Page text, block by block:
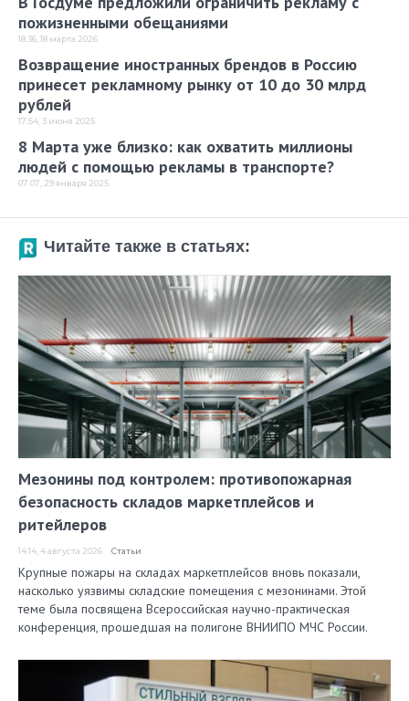
пожизненными обещаниями
18:36, 18 марта 2026
Возвращение иностранных брендов в Россию
принесет рекламному рынку от 10 до 30 млрд
рублей
17:54, 3 июня 2025
8 Марта уже близко: как охватить миллионы
людей с помощью рекламы в транспорте?
07:07, 29 января 2025
Читайте также в статьях:
Мезонины под контролем: противопожарная
безопасность складов маркетплейсов и
ритейлеров
14:14, 4 августа 2026 Статьи
Крупные пожары на складах маркетплейсов вновь показали,
насколько уязвимы складские помещения с мезонинами. Этой
теме была посвящена Всероссийская научно-практическая
конференция, прошедшая на полигоне ВНИИПО МЧС России.